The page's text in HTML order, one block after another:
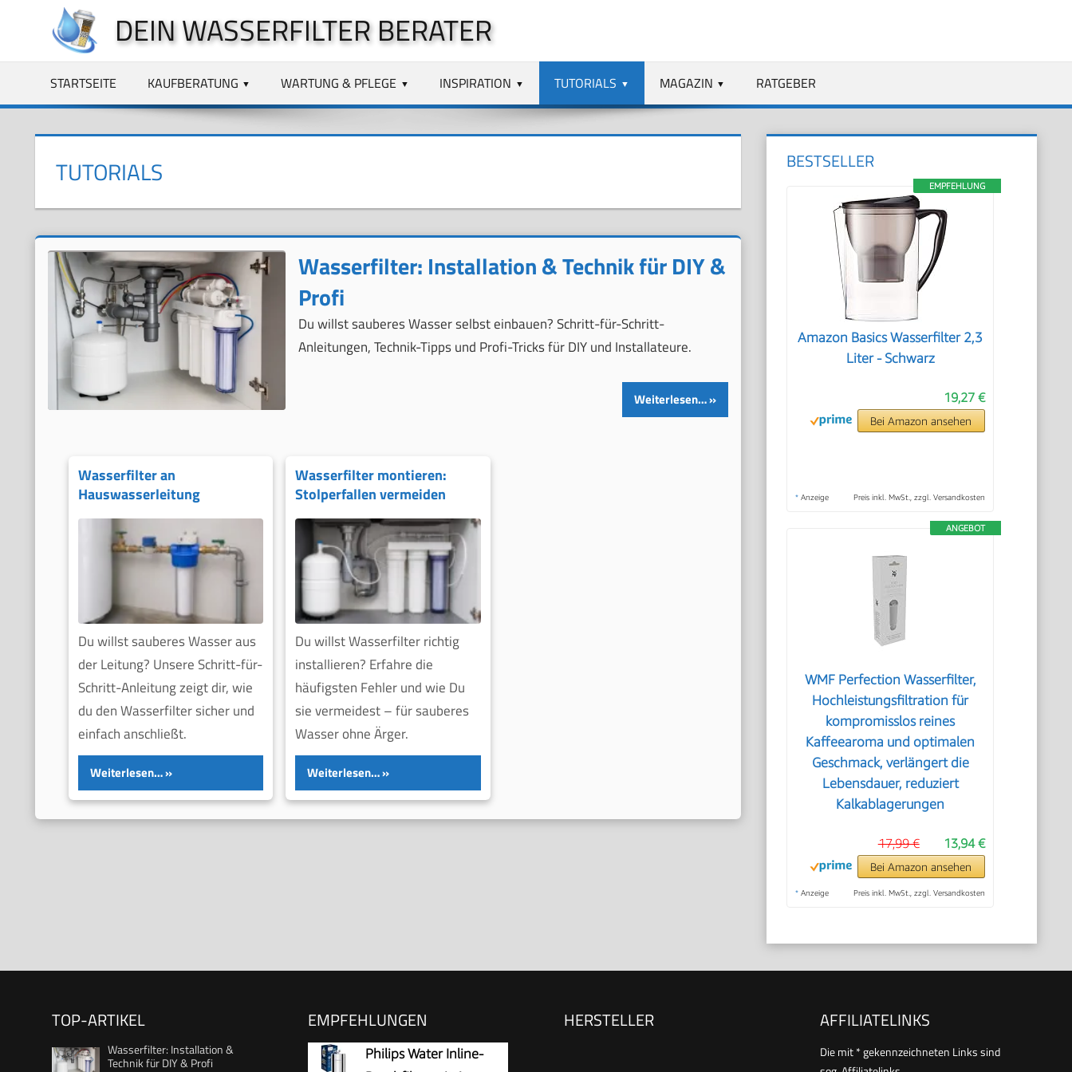
springen
DEIN WASSERFILTER BERATER
STARTSEITE KAUFBERATUNG WARTUNG & PFLEGE INSPIRATION TUTORIALS MAGAZIN RATGEBER
TUTORIALS
Wasserfilter: Installation & Technik für DIY &
Profi
Du willst sauberes Wasser selbst einbauen? Schritt-für-Schritt-
Anleitungen, Technik-Tipps und Profi-Tricks für DIY und Installateure.
Weiterlesen…
Wasserfilter an
Hauswasserleitung
anschließen
Du willst sauberes Wasser aus
der Leitung? Unsere Schritt-für-
Schritt-Anleitung zeigt dir, wie
du den Wasserfilter sicher und
einfach anschließt.
Weiterlesen…
Wasserfilter montieren:
Stolperfallen vermeiden
Du willst Wasserfilter richtig
installieren? Erfahre die
häufigsten Fehler und wie Du
sie vermeidest – für sauberes
Wasser ohne Ärger.
Weiterlesen…
BESTSELLER
EMPFEHLUNG
Amazon Basics Wasserfilter 2,3
Liter - Schwarz
19,27 €
Bei Amazon ansehen
* Anzeige Preis inkl. MwSt., zzgl. Versandkosten
ANGEBOT
WMF Perfection Wasserfilter,
Hochleistungsfiltration für
kompromisslos reines
Kaffeearoma und optimalen
Geschmack, verlängert die
Lebensdauer, reduziert
Kalkablagerungen
13,94 €
17,99 €
Bei Amazon ansehen
* Anzeige Preis inkl. MwSt., zzgl. Versandkosten
TOP-ARTIKEL
Wasserfilter: Installation &
Technik für DIY & Profi
EMPFEHLUNGEN
Philips Water Inline-
HERSTELLER AFFILIATELINKS
Die mit * gekennzeichneten Links sind